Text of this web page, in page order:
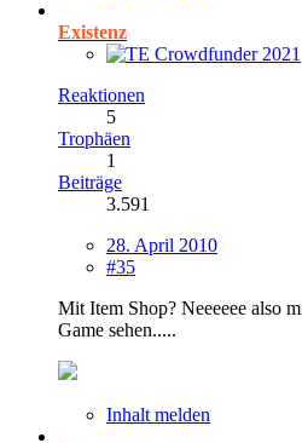
Existenz
Reaktionen
5
Trophäen
1
Beiträge
3.591
28. April 2010
#35
Mit Item Shop? Neeeeee also
Game sehen.....
Inhalt melden